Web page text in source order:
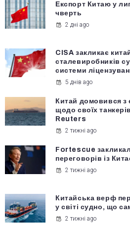
Експорт Китаю у
чверть
2 дні ago
CISA закликає
сталевиробників
системи
5 днів ago
Китай домовився з
щодо своїх
Reuters
2 тижні ago
Fortescue
переговорів із
2 тижні ago
Китайська верф
у світі судно, що
2 тижні ago